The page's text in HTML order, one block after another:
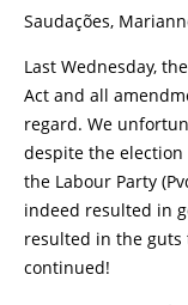
Saudações,
Last Wednesday,
Act and all
regard. We
despite the
the Labour Party
indeed resulted in
resulted in the guts
continued!